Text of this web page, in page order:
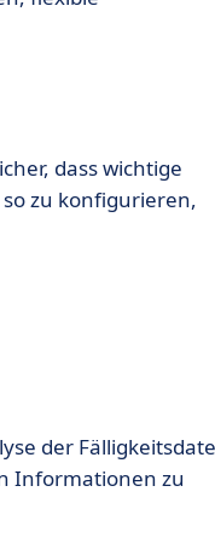
dass wichtige
zu konfigurieren,
der
Informationen zu